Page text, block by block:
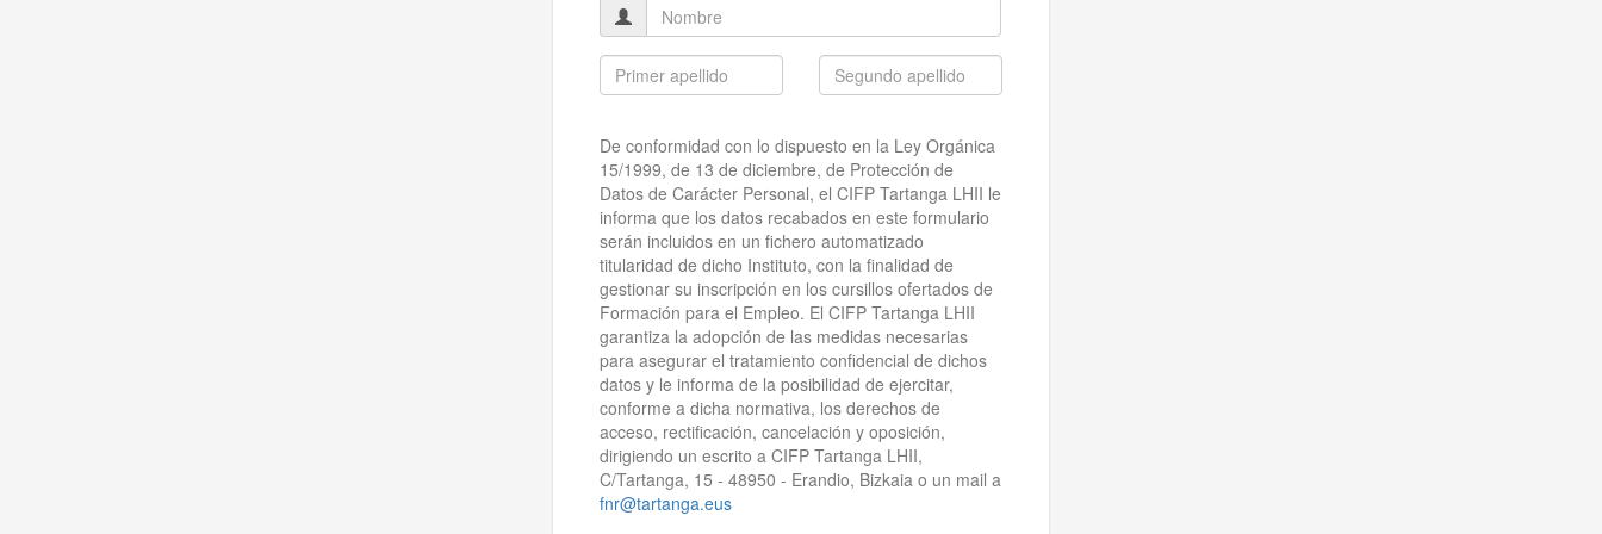
De conformidad con lo dispuesto en la Ley Orgánica
15/1999, de 13 de diciembre, de Protección de
Datos de Carácter Personal, el CIFP Tartanga LHII le
informa que los datos recabados en este formulario
serán incluidos en un fichero automatizado
titularidad de dicho Instituto, con la finalidad de
gestionar su inscripción en los cursillos ofertados de
Formación para el Empleo. El CIFP Tartanga LHII
garantiza la adopción de las medidas necesarias
para asegurar el tratamiento confidencial de dichos
datos y le informa de la posibilidad de ejercitar,
conforme a dicha normativa, los derechos de
acceso, rectificación, cancelación y oposición,
dirigiendo un escrito a CIFP Tartanga LHII,
C/Tartanga, 15 - 48950 - Erandio, Bizkaia o un mail a
fnr@tartanga.eus